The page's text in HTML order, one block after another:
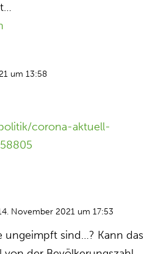
um 13:58
corona-aktuell-
November 2021 um 17:53
ungeimpft sind…? Kann das